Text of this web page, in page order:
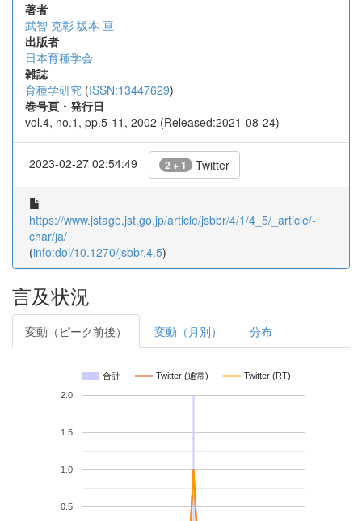
著者
武智 克彰 坂本 亘
出版者
日本育種学会
雑誌
育種学研究 (ISSN:13447629)
巻号頁・発行日
vol.4, no.1, pp.5-11, 2002 (Released:2021-08-24)
2023-02-27 02:54:49 2 + 1 Twitter
https://www.jstage.jst.go.jp/article/jsbbr/4/1/4_5/_article/-
char/ja/
(info:doi/10.1270/jsbbr.4.5)
言及状況
変動（ピーク前後） 変動（月別） 分布
合計 Twitter (通常) Twitter (RT)
0.5
1.0
1.5
2.0